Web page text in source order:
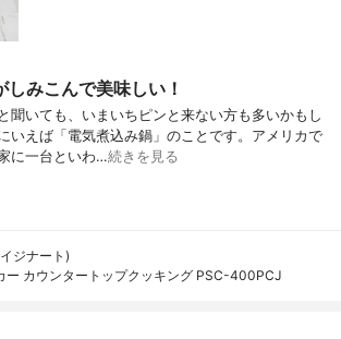
みこんで美味しい！
聞いても、いまいちピンと来ない方も多いかもし
いえば「電気煮込み鍋」のことです。アメリカで
に一台といわ…続きを見る
ジナート)
ー カウンタートップクッキング PSC-400PCJ